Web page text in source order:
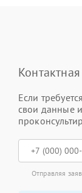
Если
свои данные
Отправляя